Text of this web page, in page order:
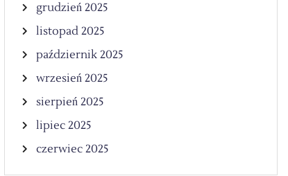
grudzień 2025
listopad 2025
październik 2025
wrzesień 2025
sierpień 2025
lipiec 2025
czerwiec 2025